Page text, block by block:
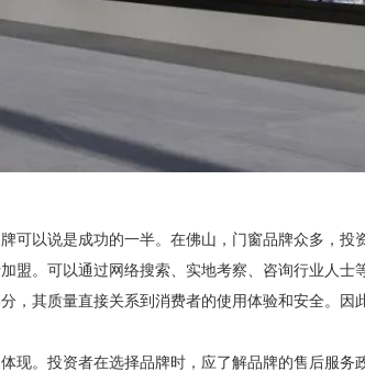
以说是成功的一半。在佛山，门窗品牌众多，投
。可以通过网络搜索、实地考察、咨询行业人士
其质量直接关系到消费者的使用体验和安全。因
。投资者在选择品牌时，应了解品牌的售后服务